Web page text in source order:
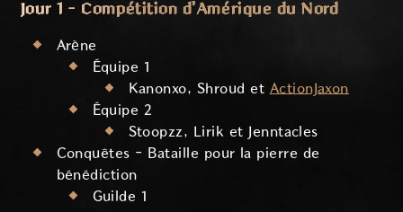
Jour 1 - Compétition d'Amérique du Nord
Arène
Équipe 1
Kanonxo, Shroud et ActionJaxon
Équipe 2
Stoopzz, Lirik et Jenntacles
Conquêtes - Bataille pour la pierre de
bénédiction
Guilde 1